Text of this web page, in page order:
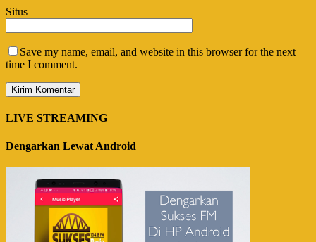
Situs
Save my name, email, and website in this browser for the next
time I comment.
LIVE STREAMING
Dengarkan Lewat Android